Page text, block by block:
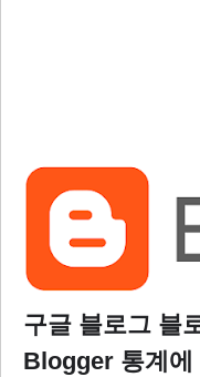
구글 블로그 블
Blogger 통계에